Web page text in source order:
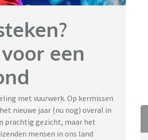
een
met vuurwerk. Op kermissen
nieuwe jaar (nu nog) overal in
prachtig gezicht, maar het
mensen in ons land